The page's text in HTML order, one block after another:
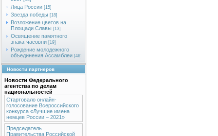
Лица России [15]
Звезда победы [18]
Возложение цветов на
Площади Славы [13]
Освящение памятного
знака-часовни [19]
Рождение молодежного
объединения Ассамблеи [46]
Новости партнеров
Новости Федерального
агентства по делам
национальностей
Стартовало онлайн-
голосование Всероссийского
конкурса «Лучшие имена
немцев России – 2021»
Председатель
Правительства Российской